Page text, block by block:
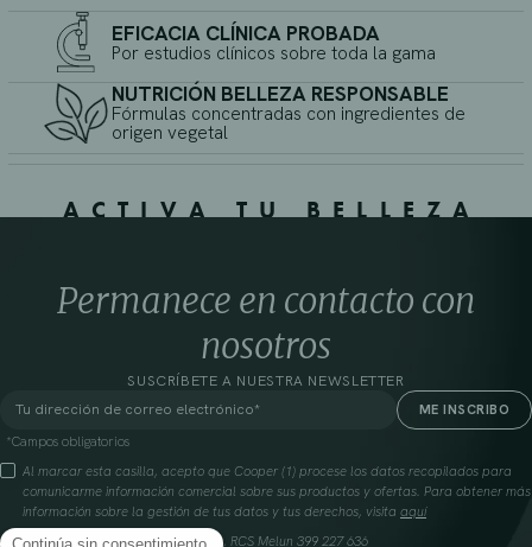
EFICACIA CLÍNICA PROBADA
Por estudios clínicos sobre toda la gama
NUTRICIÓN BELLEZA RESPONSABLE
Fórmulas concentradas con ingredientes de
origen vegetal
ACTIVA TU BELLEZA
Permanece en contacto con
nosotros
SUSCRÍBETE A NUESTRA NEWSLETTER
*Campos obligatorios
Al marcar esta casilla, acepto que Cooper (1) procese los datos recopilados para
comunicarme información comercial sobre sus productos y ofertas. Para obtener más
información sobre la gestión de tus datos y tus derechos, visita aquí
Cooperación farmacéutica francesa, RCS Melun 399 227 636